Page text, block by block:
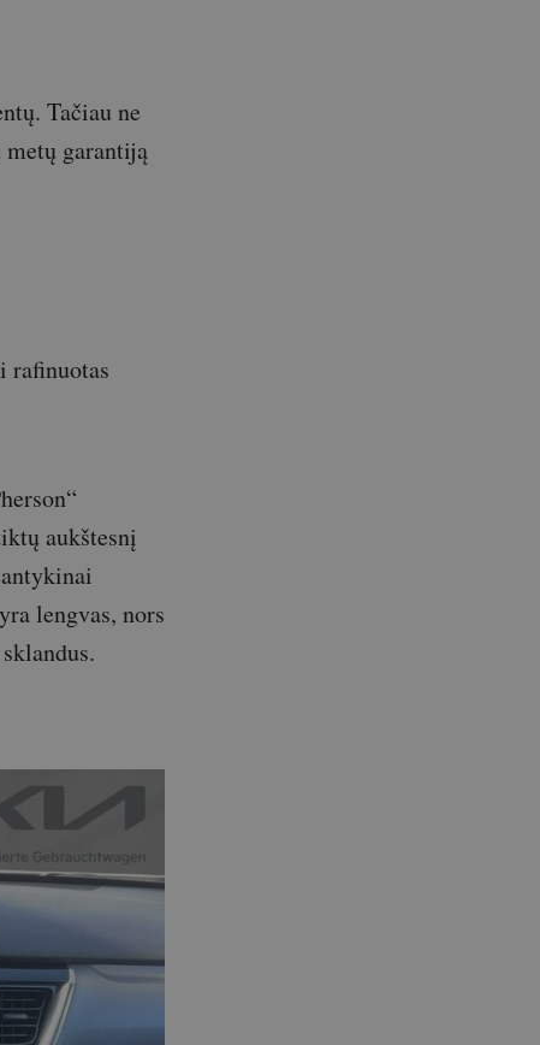
Tačiau ne
metų garantiją
rafinuotas
aukštesnį
lengvas, nors